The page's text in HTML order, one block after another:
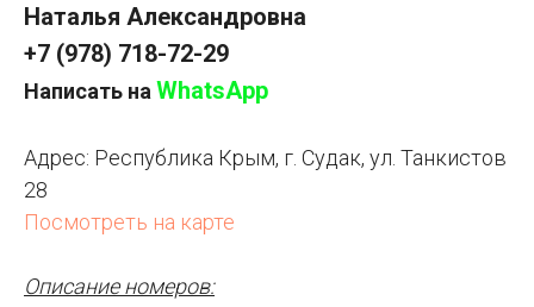
Наталья Александровна
+7 (978) 718-72-29
Написать на WhatsApp
Адрес: Республика Крым, г. Судак, ул. Танкистов
28
Посмотреть на карте
Описание номеров: